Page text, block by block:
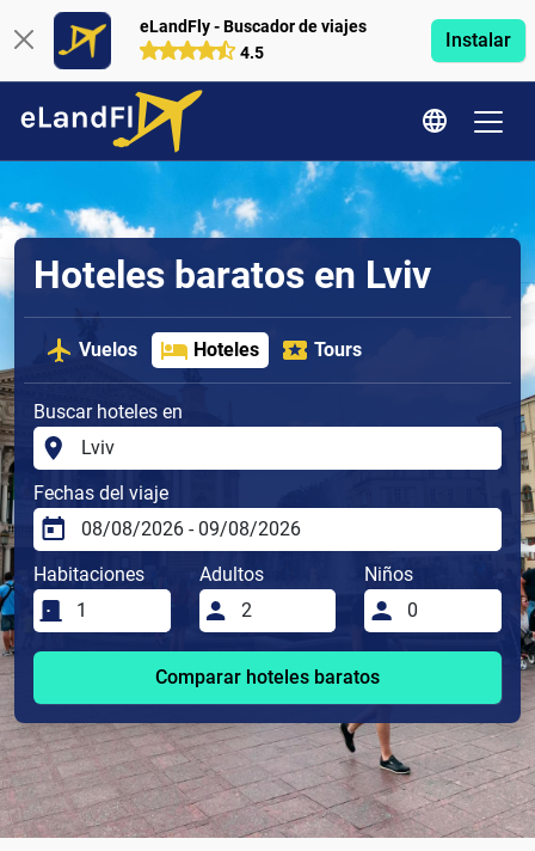
eLandFly - Buscador de viajes
4.5
Instalar
Hoteles baratos en Lviv
Vuelos Hoteles Tours
Buscar hoteles en
Fechas del viaje
Habitaciones Adultos Niños
Comparar hoteles baratos